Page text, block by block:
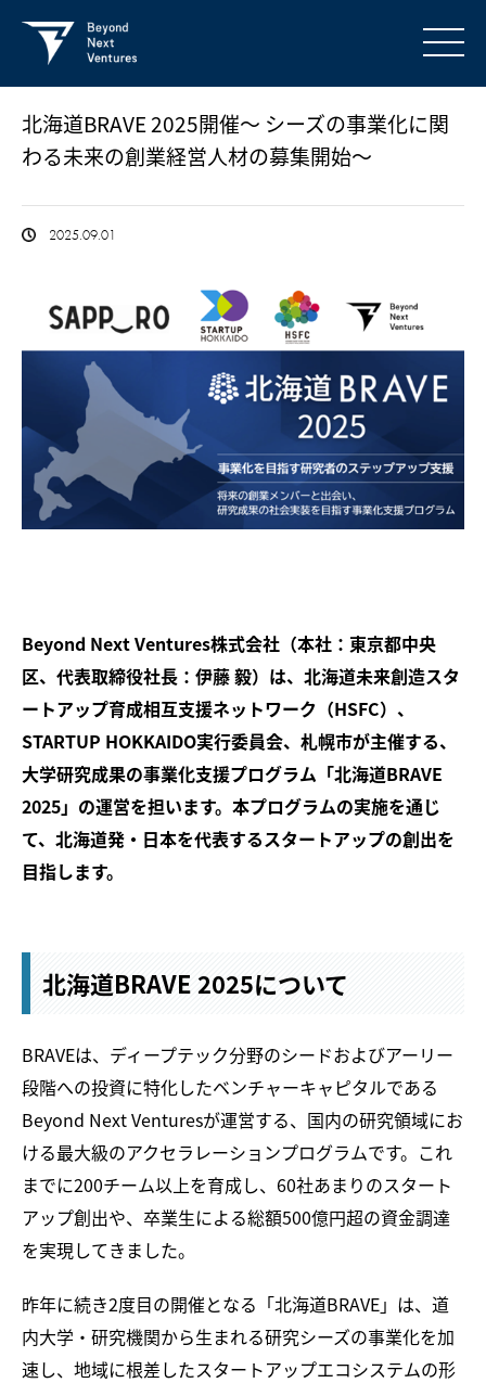
北海道BRAVE 2025開催～ シーズの事業化に関
わる未来の創業経営人材の募集開始～
2025.09.01
Beyond Next Ventures株式会社（本社：東京都中央
区、代表取締役社長：伊藤 毅）は、北海道未来創造スタ
ートアップ育成相互支援ネットワーク（HSFC）、
STARTUP HOKKAIDO実行委員会、札幌市が主催する、
大学研究成果の事業化支援プログラム「北海道BRAVE
2025」の運営を担います。本プログラムの実施を通じ
て、北海道発・日本を代表するスタートアップの創出を
目指します。
北海道BRAVE 2025について
BRAVEは、ディープテック分野のシードおよびアーリー
段階への投資に特化したベンチャーキャピタルである
Beyond Next Venturesが運営する、国内の研究領域にお
ける最大級のアクセラレーションプログラムです。これ
までに200チーム以上を育成し、60社あまりのスタート
アップ創出や、卒業生による総額500億円超の資金調達
を実現してきました。
昨年に続き2度目の開催となる「北海道BRAVE」は、道
内大学・研究機関から生まれる研究シーズの事業化を加
速し、地域に根差したスタートアップエコシステムの形